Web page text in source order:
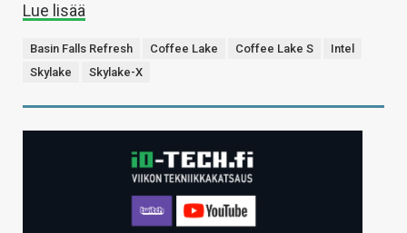
Lue lisää
Basin Falls Refresh Coffee Lake Coffee Lake S
Intel
Skylake
Skylake-X